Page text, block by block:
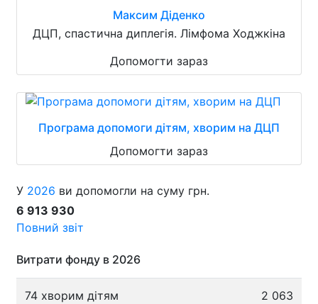
Максим Діденко
ДЦП, спастична диплегія. Лімфома Ходжкіна
Допомогти зараз
Програма допомоги дітям, хворим на ДЦП
Допомогти зараз
У 2026 ви допомогли на суму грн.
6 913 930
Повний звіт
Витрати фонду в 2026
74 хворим дітям
2 063